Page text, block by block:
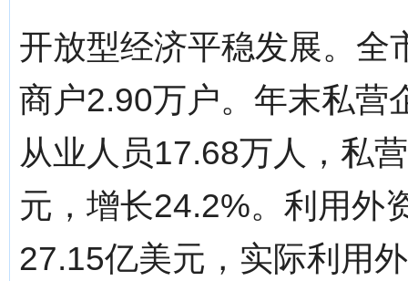
开放型经济平稳发展。全
商户2.90万户。年末私营
从业人员17.68万人，私
元，增长24.2%。利用外
27.15亿美元，实际利用